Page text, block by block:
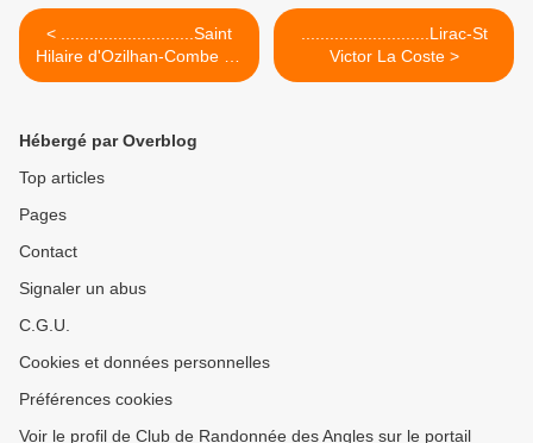
< ............................Saint
Hilaire d'Ozilhan-Combe du
Castellas
...........................Lirac-St
Victor La Coste >
Hébergé par Overblog
Top articles
Pages
Contact
Signaler un abus
C.G.U.
Cookies et données personnelles
Préférences cookies
Voir le profil de Club de Randonnée des Angles sur le portail